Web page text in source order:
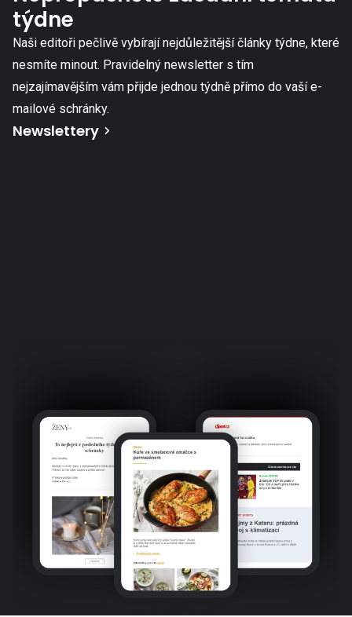
týdne
Naši editoři pečlivě vybírají nejdůležitější články týdne, které
nesmíte minout. Pravidelný newsletter s tím
nejzajímavějším vám přijde jednou týdně přímo do vaší e-
mailové schránky.
Newslettery